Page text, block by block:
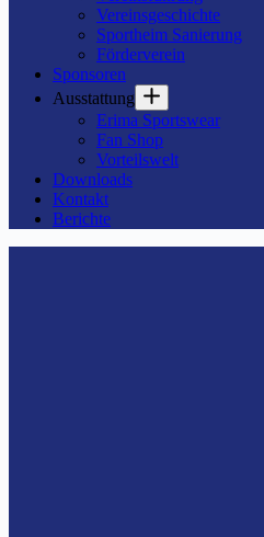
Vereinsgeschichte
Sportheim Sanierung
Förderverein
Sponsoren
Ausstattung
Erima Sportswear
Fan Shop
Vorteilswelt
Downloads
Kontakt
Berichte